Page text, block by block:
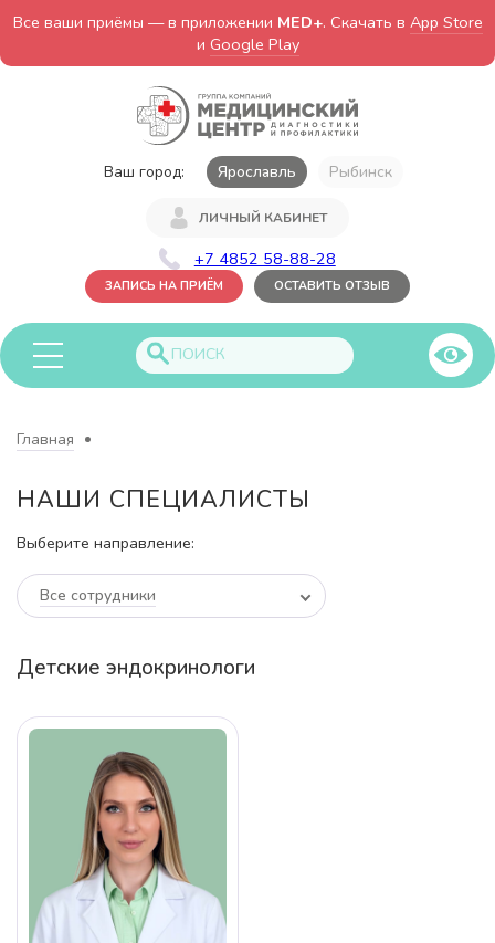
Все ваши приёмы — в приложении MED+. Скачать в App Store
и Google Play
Ваш город: Ярославль Рыбинск
ЛИЧНЫЙ КАБИНЕТ
+7 4852 58-88-28
ЗАПИСЬ НА ПРИЁМ ОСТАВИТЬ ОТЗЫВ
Главная
НАШИ СПЕЦИАЛИСТЫ
Выберите направление:
Все сотрудники
Детские эндокринологи